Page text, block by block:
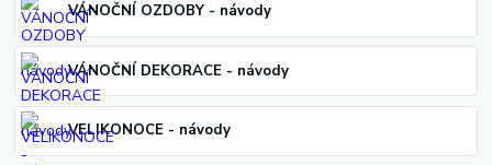
VÁNOČNÍ OZDOBY - návody
VÁNOČNÍ DEKORACE - návody
VELIKONOCE - návody